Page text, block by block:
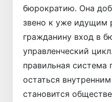
бюрократию. Она
звено к уже идущим
гражданину вход в
управленческий
правильная система
остаться
становится